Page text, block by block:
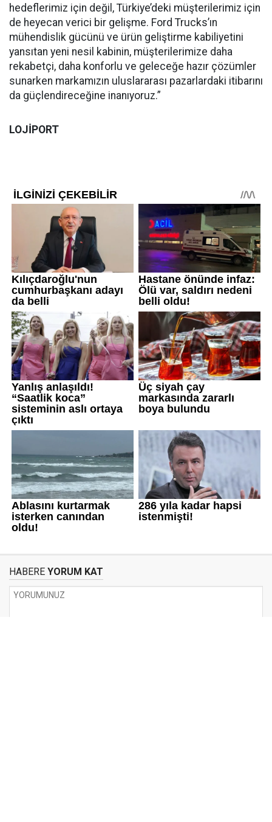
hedeflerimiz için değil, Türkiye’deki müşterilerimiz için
de heyecan verici bir gelişme. Ford Trucks’ın
mühendislik gücünü ve ürün geliştirme kabiliyetini
yansıtan yeni nesil kabinin, müşterilerimize daha
rekabetçi, daha konforlu ve geleceğe hazır çözümler
sunarken markamızın uluslararası pazarlardaki itibarını
da güçlendireceğine inanıyoruz.”
LOJİPORT
HABERE YORUM KAT